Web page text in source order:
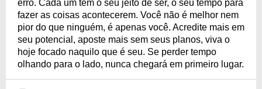
erro. Cada um tem o seu jeito de ser, o seu tempo para
fazer as coisas acontecerem. Você não é melhor nem
pior do que ninguém, é apenas você. Acredite mais em
seu potencial, aposte mais sem seus planos, viva o
hoje focado naquilo que é seu. Se perder tempo
olhando para o lado, nunca chegará em primeiro lugar.